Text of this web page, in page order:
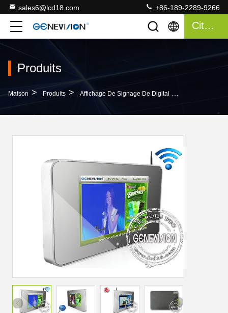
sales6@lcd18.com +86-189-2289-9266
Citation
Produits
Maison > Produits > Affichage De Signage De Digital >